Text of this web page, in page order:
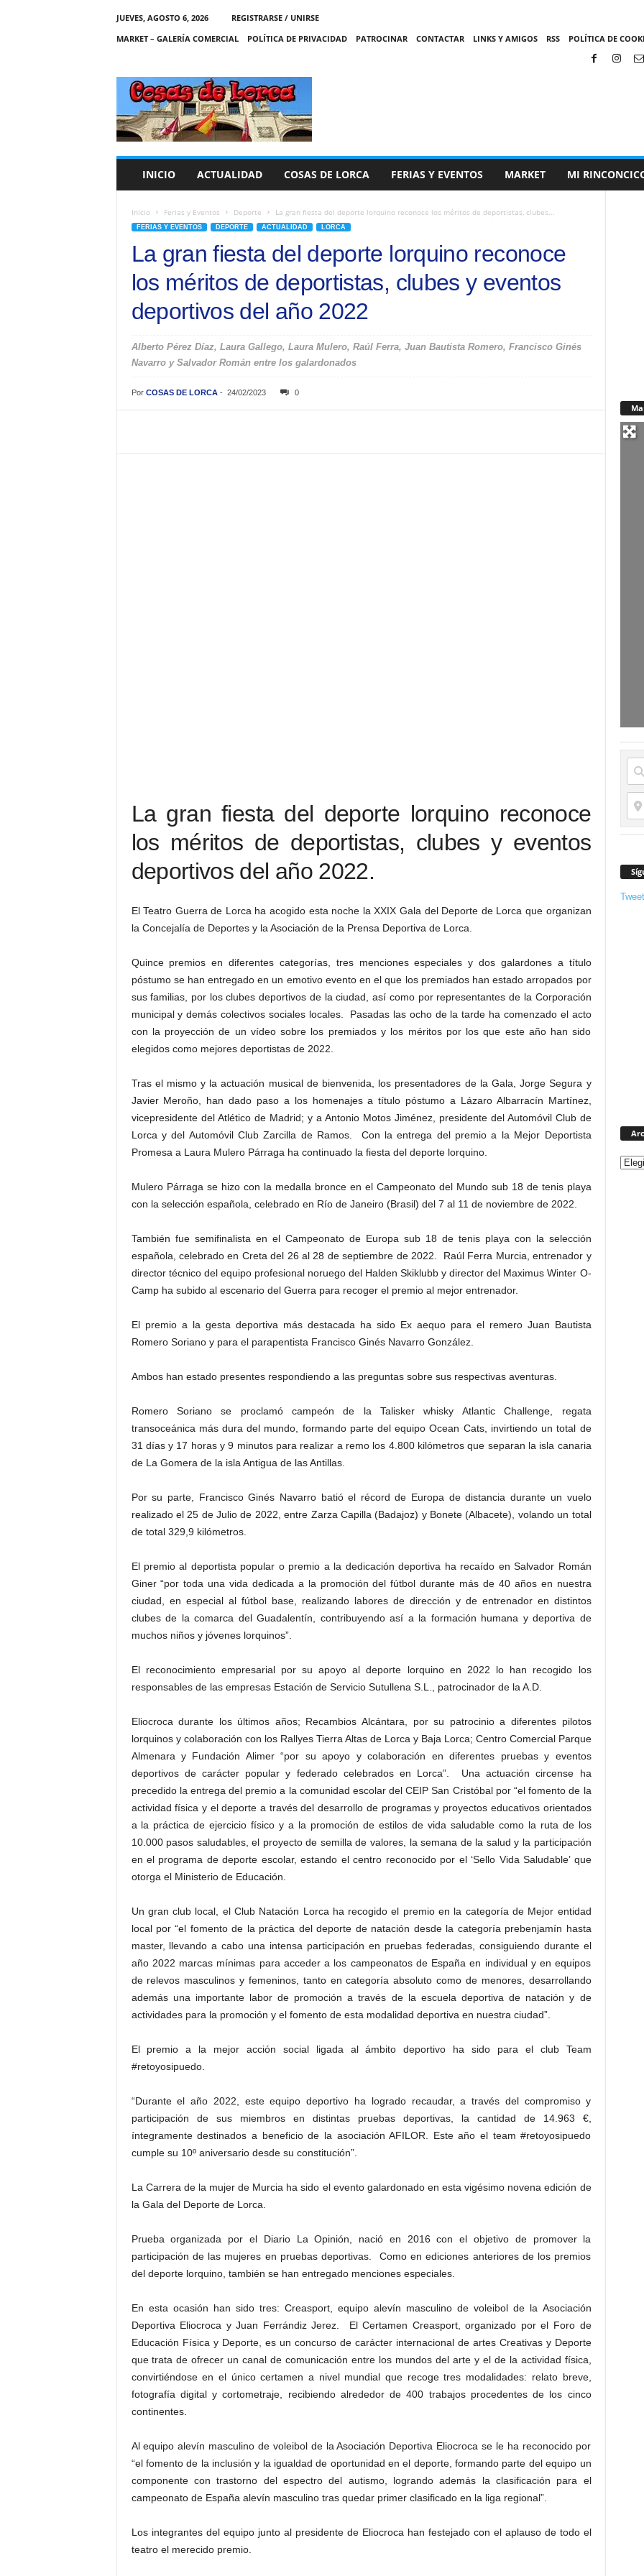
JUEVES, AGOSTO 6, 2026
REGISTRARSE / UNIRSE
MARKET – GALERÍA COMERCIAL
POLÍTICA DE PRIVACIDAD PATROCINAR CONTACTAR LINKS Y AMIGOS RSS POLÍTICA DE
C
A
S
INICIO ACTUALIDAD COSAS DE LORCA FERIAS Y EVENTOS MARKET MI
Inicio Ferias y Eventos Deporte La gran fiesta del deporte lorquino reconoce los méritos de deportistas, clubes...
FERIAS Y EVENTOS DEPORTE ACTUALIDAD LORCA
La gran fiesta del deporte lorquino reconoce
los méritos de deportistas, clubes y eventos
deportivos del año 2022
Alberto Pérez Díaz, Laura Gallego, Laura Mulero, Raúl Ferra, Juan Bautista Romero, Francisco Ginés
Navarro y Salvador Román entre los galardonados
Por COSAS DE LORCA- 24/02/2023 0
La gran fiesta del deporte lorquino reconoce
los méritos de deportistas, clubes y eventos
deportivos del año 2022.
El Teatro Guerra de Lorca ha acogido esta noche la XXIX Gala del Deporte de Lorca que organizan
la Concejalía de Deportes y la Asociación de la Prensa Deportiva de Lorca.
Quince premios en diferentes categorías, tres menciones especiales y dos galardones a título
póstumo se han entregado en un emotivo evento en el que los premiados han estado arropados por
sus familias, por los clubes deportivos de la ciudad, así como por representantes de la Corporación
municipal y demás colectivos sociales locales. Pasadas las ocho de la tarde ha comenzado el acto
con la proyección de un vídeo sobre los premiados y los méritos por los que este año han sido
elegidos como mejores deportistas de 2022.
Tras el mismo y la actuación musical de bienvenida, los presentadores de la Gala, Jorge Segura y
Javier Meroño, han dado paso a los homenajes a título póstumo a Lázaro Albarracín Martínez,
vicepresidente del Atlético de Madrid; y a Antonio Motos Jiménez, presidente del Automóvil Club de
Lorca y del Automóvil Club Zarcilla de Ramos. Con la entrega del premio a la Mejor Deportista
Promesa a Laura Mulero Párraga ha continuado la fiesta del deporte lorquino.
Mulero Párraga se hizo con la medalla bronce en el Campeonato del Mundo sub 18 de tenis playa
con la selección española, celebrado en Río de Janeiro (Brasil) del 7 al 11 de noviembre de 2022.
También fue semifinalista en el Campeonato de Europa sub 18 de tenis playa con la selección
española, celebrado en Creta del 26 al 28 de septiembre de 2022. Raúl Ferra Murcia, entrenador y
director técnico del equipo profesional noruego del Halden Skiklubb y director del Maximus Winter O-
Camp ha subido al escenario del Guerra para recoger el premio al mejor entrenador.
El premio a la gesta deportiva más destacada ha sido Ex aequo para el remero Juan Bautista
Romero Soriano y para el parapentista Francisco Ginés Navarro González.
Ambos han estado presentes respondiendo a las preguntas sobre sus respectivas aventuras.
Romero Soriano se proclamó campeón de la Talisker whisky Atlantic Challenge, regata
transoceánica más dura del mundo, formando parte del equipo Ocean Cats, invirtiendo un total de
31 días y 17 horas y 9 minutos para realizar a remo los 4.800 kilómetros que separan la isla canaria
de La Gomera de la isla Antigua de las Antillas.
Por su parte, Francisco Ginés Navarro batió el récord de Europa de distancia durante un vuelo
realizado el 25 de Julio de 2022, entre Zarza Capilla (Badajoz) y Bonete (Albacete), volando un total
de total 329,9 kilómetros.
El premio al deportista popular o premio a la dedicación deportiva ha recaído en Salvador Román
Giner “por toda una vida dedicada a la promoción del fútbol durante más de 40 años en nuestra
ciudad, en especial al fútbol base, realizando labores de dirección y de entrenador en distintos
clubes de la comarca del Guadalentín, contribuyendo así a la formación humana y deportiva de
muchos niños y jóvenes lorquinos”.
El reconocimiento empresarial por su apoyo al deporte lorquino en 2022 lo han recogido los
responsables de las empresas Estación de Servicio Sutullena S.L., patrocinador de la A.D.
Eliocroca durante los últimos años; Recambios Alcántara, por su patrocinio a diferentes pilotos
lorquinos y colaboración con los Rallyes Tierra Altas de Lorca y Baja Lorca; Centro Comercial Parque
Almenara y Fundación Alimer “por su apoyo y colaboración en diferentes pruebas y eventos
deportivos de carácter popular y federado celebrados en Lorca”. Una actuación circense ha
precedido la entrega del premio a la comunidad escolar del CEIP San Cristóbal por “el fomento de la
actividad física y el deporte a través del desarrollo de programas y proyectos educativos orientados
a la práctica de ejercicio físico y a la promoción de estilos de vida saludable como la ruta de los
10.000 pasos saludables, el proyecto de semilla de valores, la semana de la salud y la participación
en el programa de deporte escolar, estando el centro reconocido por el ‘Sello Vida Saludable’ que
otorga el Ministerio de Educación.
Un gran club local, el Club Natación Lorca ha recogido el premio en la categoría de Mejor entidad
local por “el fomento de la práctica del deporte de natación desde la categoría prebenjamín hasta
master, llevando a cabo una intensa participación en pruebas federadas, consiguiendo durante el
año 2022 marcas mínimas para acceder a los campeonatos de España en individual y en equipos
de relevos masculinos y femeninos, tanto en categoría absoluto como de menores, desarrollando
además una importante labor de promoción a través de la escuela deportiva de natación y de
actividades para la promoción y el fomento de esta modalidad deportiva en nuestra ciudad”.
El premio a la mejor acción social ligada al ámbito deportivo ha sido para el club Team
#retoyosipuedo.
“Durante el año 2022, este equipo deportivo ha logrado recaudar, a través del compromiso y
participación de sus miembros en distintas pruebas deportivas, la cantidad de 14.963 €,
íntegramente destinados a beneficio de la asociación AFILOR. Este año el team #retoyosipuedo
cumple su 10º aniversario desde su constitución”.
La Carrera de la mujer de Murcia ha sido el evento galardonado en esta vigésimo novena edición de
la Gala del Deporte de Lorca.
Prueba organizada por el Diario La Opinión, nació en 2016 con el objetivo de promover la
participación de las mujeres en pruebas deportivas. Como en ediciones anteriores de los premios
del deporte lorquino, también se han entregado menciones especiales.
En esta ocasión han sido tres: Creasport, equipo alevín masculino de voleibol de la Asociación
Deportiva Eliocroca y Juan Ferrándiz Jerez. El Certamen Creasport, organizado por el Foro de
Educación Física y Deporte, es un concurso de carácter internacional de artes Creativas y Deporte
que trata de ofrecer un canal de comunicación entre los mundos del arte y el de la actividad física,
convirtiéndose en el único certamen a nivel mundial que recoge tres modalidades: relato breve,
fotografía digital y cortometraje, recibiendo alrededor de 400 trabajos procedentes de los cinco
continentes.
Al equipo alevín masculino de voleibol de la Asociación Deportiva Eliocroca se le ha reconocido por
“el fomento de la inclusión y la igualdad de oportunidad en el deporte, formando parte del equipo un
componente con trastorno del espectro del autismo, logrando además la clasificación para el
campeonato de España alevín masculino tras quedar primer clasificado en la liga regional”.
Los integrantes del equipo junto al presidente de Eliocroca han festejado con el aplauso de todo el
teatro el merecido premio.